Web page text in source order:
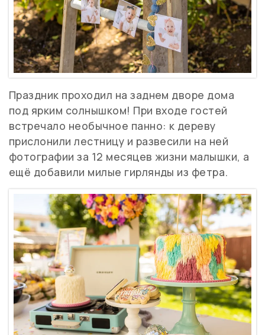
Праздник проходил на заднем дворе дома
под ярким солнышком! При входе гостей
встречало необычное панно: к дереву
прислонили лестницу и развесили на ней
фотографии за 12 месяцев жизни малышки, а
ещё добавили милые гирлянды из фетра.